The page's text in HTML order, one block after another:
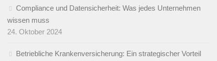
Compliance und Datensicherheit: Was jedes Unternehmen
wissen muss
24. Oktober 2024
Betriebliche Krankenversicherung: Ein strategischer Vorteil